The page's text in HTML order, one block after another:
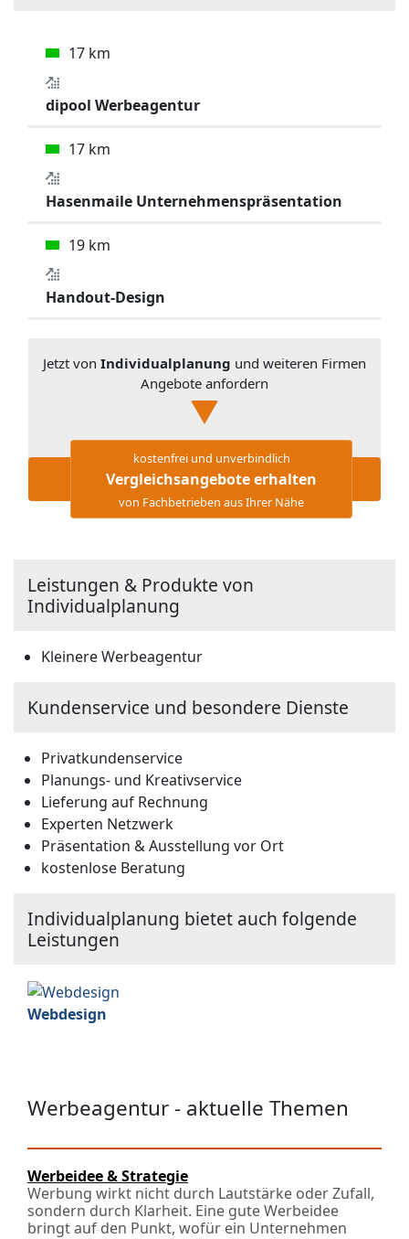
17 km
dipool Werbeagentur
17 km
Hasenmaile Unternehmenspräsentation
19 km
Handout-Design
Jetzt von Individualplanung und weiteren Firmen
Angebote anfordern
kostenfrei und unverbindlich
Vergleichsangebote erhalten
von Fachbetrieben aus Ihrer Nähe
Leistungen & Produkte von
Individualplanung
Kleinere Werbeagentur
Kundenservice und besondere Dienste
Privatkundenservice
Planungs- und Kreativservice
Lieferung auf Rechnung
Experten Netzwerk
Präsentation & Ausstellung vor Ort
kostenlose Beratung
Individualplanung bietet auch folgende
Leistungen
Webdesign
Werbeagentur - aktuelle Themen
Werbeidee & Strategie
Werbung wirkt nicht durch Lautstärke oder Zufall,
sondern durch Klarheit. Eine gute Werbeidee
bringt auf den Punkt, wofür ein Unternehmen